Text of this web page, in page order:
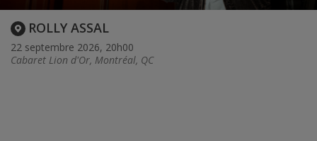
ROLLY ASSAL
22 septembre 2026, 20h00
Cabaret Lion d'Or, Montréal, QC